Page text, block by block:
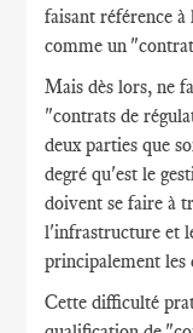
faisant référence à
comme un
Mais dès lors, ne
"contrats de
deux parties que
degré qu'est le
doivent se faire à
l'infrastructure et
principalement les
Cette difficulté